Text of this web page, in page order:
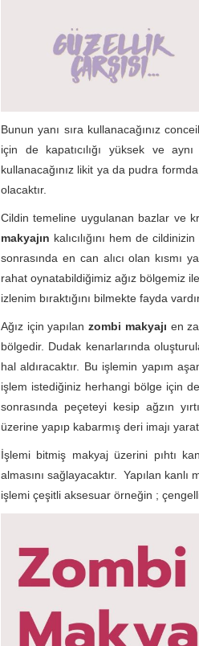
Bunun yanı sıra kullanacağınız
için de kapatıcılığı yüksek ve
kullanacağınız likit ya da pudra
olacaktır.
Cildin temeline uygulanan bazlar ve
makyajın kalıcılığını hem de
sonrasında en can alıcı olan kısmı
rahat oynatabildiğimiz ağız bölgemiz
izlenim bıraktığını bilmekte fayda
Ağız için yapılanzombi makyajı en
bölgedir. Dudak kenarlarında
hal aldıracaktır. Bu işlemin yapım
işlem istediğiniz herhangi bölge için
sonrasında peçeteyi kesip ağzın
üzerine yapıp kabarmış deri imajı
İşlemi bitmiş makyaj üzerini pıhtı
almasını sağlayacaktır. Yapılan
işlemi çeşitli aksesuar örneğin ;